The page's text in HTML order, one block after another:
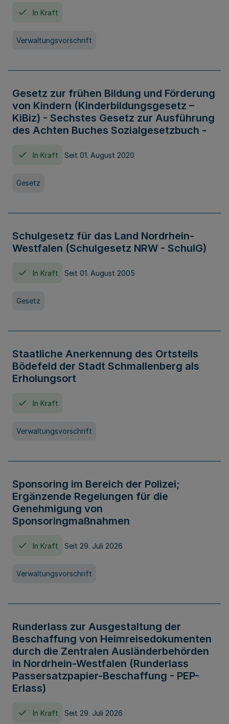
In Kraft
Verwaltungsvorschrift
Gesetz zur frühen Bildung und Förderung
von Kindern (Kinderbildungsgesetz –
KiBiz) - Sechstes Gesetz zur Ausführung
des Achten Buches Sozialgesetzbuch -
In Kraft Seit 01. August 2020
Gesetz
Schulgesetz für das Land Nordrhein-
Westfalen (Schulgesetz NRW - SchulG)
In Kraft Seit 01. August 2005
Gesetz
Staatliche Anerkennung des Ortsteils
Bödefeld der Stadt Schmallenberg als
Erholungsort
In Kraft
Verwaltungsvorschrift
Sponsoring im Bereich der Polizei;
Ergänzende Regelungen für die
Genehmigung von
Sponsoringmaßnahmen
In Kraft Seit 29. Juli 2026
Verwaltungsvorschrift
Runderlass zur Ausgestaltung der
Beschaffung von Heimreisedokumenten
durch die Zentralen Ausländerbehörden
in Nordrhein-Westfalen (Runderlass
Passersatzpapier-Beschaffung - PEP-
Erlass)
In Kraft Seit 29. Juli 2026